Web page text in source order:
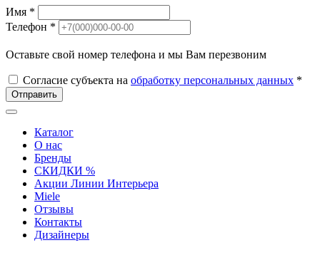
Имя *
Телефон *
Оставьте свой номер телефона и мы Вам перезвоним
Согласие субъекта на обработку персональных данных *
Отправить
Каталог
О нас
Бренды
СКИДКИ %
Акции Линии Интерьера
Miele
Отзывы
Контакты
Дизайнеры